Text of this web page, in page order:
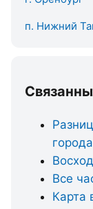
п. Нижний
Все
Карта